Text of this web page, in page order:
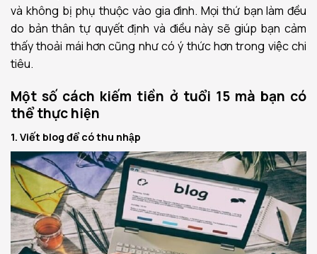
và không bị phụ thuộc vào gia đình. Mọi thứ bạn làm đều
do bản thân tự quyết định và điều này sẽ giúp bạn cảm
thấy thoải mái hơn cũng như có ý thức hơn trong việc chi
tiêu.
Một số cách kiếm tiền ở tuổi 15 mà bạn có
thể thực hiện
1. Viết blog để có thu nhập